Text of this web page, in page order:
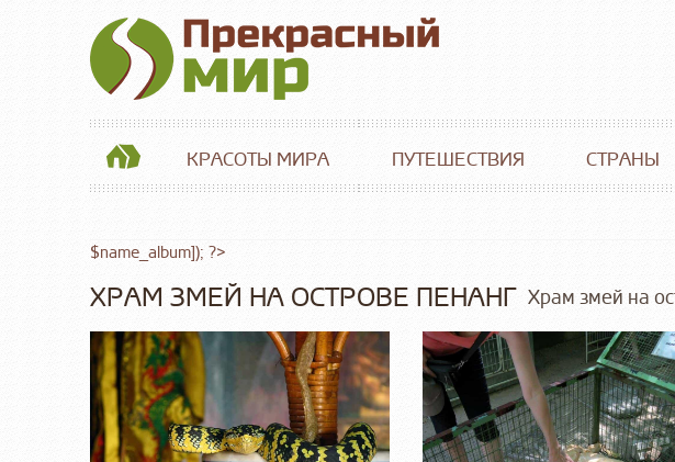
КРАСОТЫ МИРА ПУТЕШЕСТВИЯ СТРАНЫ
$name_album]); ?>
ХРАМ ЗМЕЙ НА ОСТРОВЕ ПЕНАНГ Храм змей на